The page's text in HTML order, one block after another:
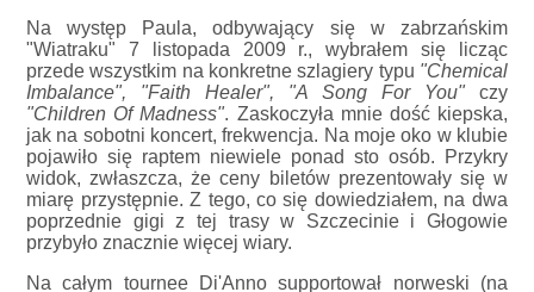
Na występ Paula, odbywający się w zabrzańskim
"Wiatraku" 7 listopada 2009 r., wybrałem się licząc
przede wszystkim na konkretne szlagiery typu "Chemical
Imbalance", "Faith Healer", "A Song For You"czy
"Children Of Madness". Zaskoczyła mnie dość kiepska,
jak na sobotni koncert, frekwencja. Na moje oko w klubie
pojawiło się raptem niewiele ponad sto osób. Przykry
widok, zwłaszcza, że ceny biletów prezentowały się w
miarę przystępnie. Z tego, co się dowiedziałem, na dwa
poprzednie gigi z tej trasy w Szczecinie i Głogowie
przybyło znacznie więcej wiary.
Na całym tournee Di'Anno supportował norweski (na